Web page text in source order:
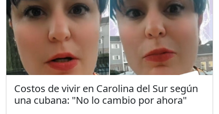
Costos de vivir en Carolina del Sur según
una cubana: "No lo cambio por ahora"